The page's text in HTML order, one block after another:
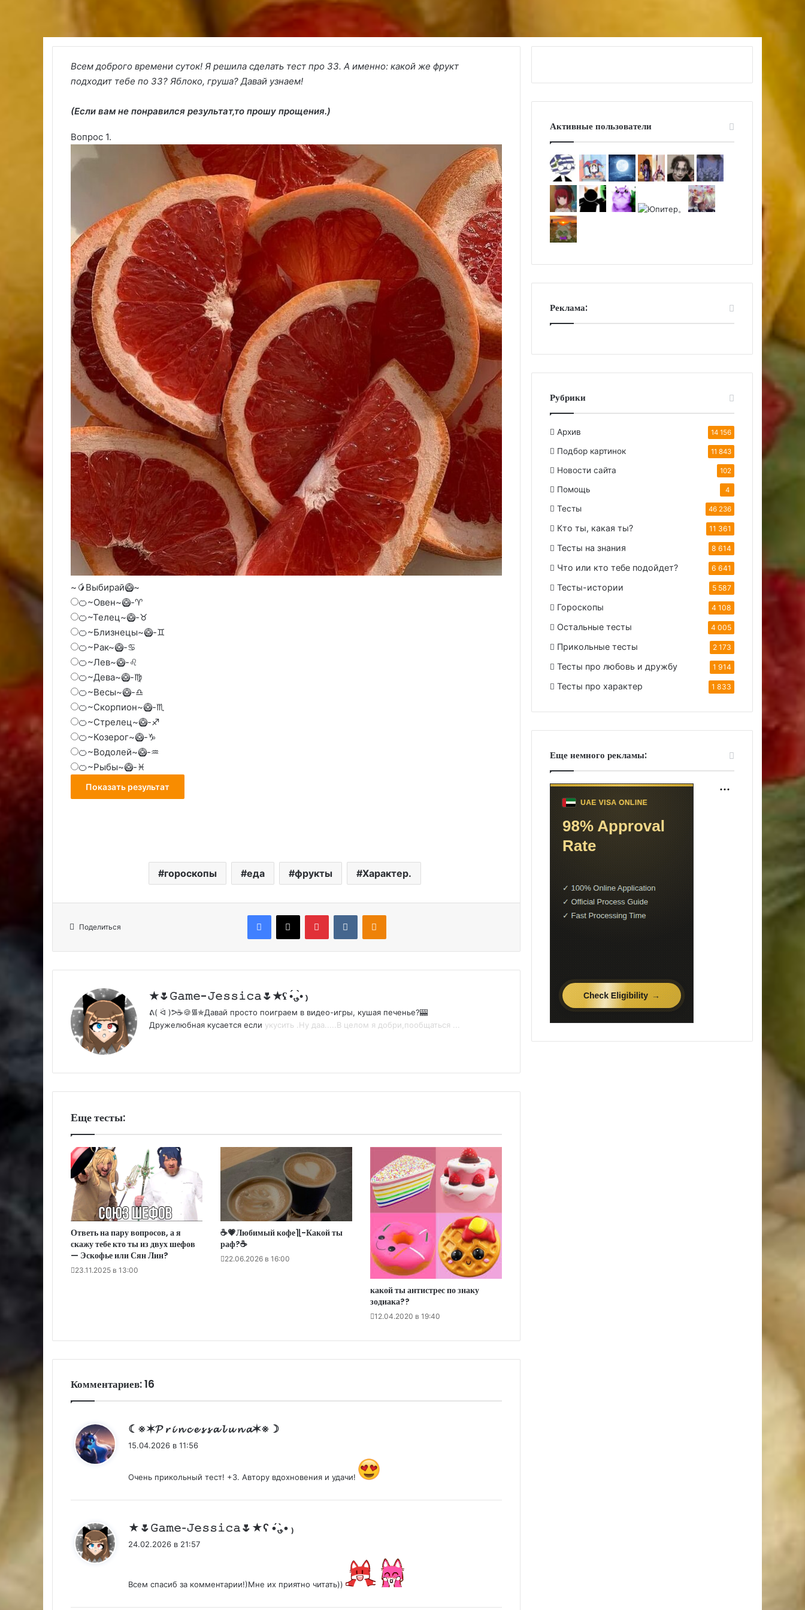
Всем доброго времени суток! Я решила сделать тест про ЗЗ. А именно: какой же фрукт
подходит тебе по ЗЗ? Яблоко, груша? Давай узнаем!
(Если вам не понравился результат,то прошу прощения.)
Вопрос 1.
~🥭Выбирай🥝~
🍊~Овен~🥝-♈️
🍊~Телец~🥝-♉️
🍊~Близнецы~🥝-♊️
🍊~Рак~🥝-♋️
🍊~Лев~🥝-♌️
🍊~Дева~🥝-♍️
🍊~Весы~🥝-♎️
🍊~Скорпион~🥝-♏️
🍊~Стрелец~🥝-♐️
🍊~Козерог~🥝-♑️
🍊~Водолей~🥝-♒️
🍊~Рыбы~🥝-♓️
гороскопы еда фрукты Характер.
Поделиться
Facebook X Pinterest VKontakte Odnoklassniki
★🌷𝙶𝚊𝚖𝚎-𝙹𝚎𝚜𝚜𝚒𝚌𝚊🌷★ʕ •́؈•̀ ₎
ᕕ( ᐛ )ᕗ☕🍪᯾✯Давай просто поиграем в видео-игры, кушая печенье?🎰
Дружелюбная кусается если укусить .Ну даа.....В целом я добри,пообщаться ...
Еще тесты:
Ответь на пару вопросов, а я
скажу тебе кто ты из двух шефов
— Эскофье или Сян Лин?
23.11.2025 в 13:00
☕💗Любимый кофе⌉⌊-Какой ты
раф?☕
22.06.2026 в 16:00
какой ты антистрес по знаку
зодиака??
12.04.2020 в 19:40
Комментариев: 16
☾※✶𝓟 𝓻 𝓲 𝓷 𝓬 𝓮 𝓼 𝓼 𝓪 𝓵 𝓾 𝓷 𝓪✶※☽
15.04.2026 в 11:56
Очень прикольный тест! +3. Автору вдохновения и удачи!
★🌷𝙶𝚊𝚖𝚎-𝙹𝚎𝚜𝚜𝚒𝚌𝚊🌷★ʕ •́؈•̀ ₎
24.02.2026 в 21:57
Всем спасиб за комментарии!)Мне их приятно читать))
Активные пользователи
Реклама:
Рубрики
Архив 14 156
Подбор картинок 11 843
Новости сайта 102
Помощь 4
Тесты 46 236
Кто ты, какая ты? 11 361
Тесты на знания 8 614
Что или кто тебе подойдет? 6 641
Тесты-истории 5 587
Гороскопы 4 108
Остальные тесты 4 005
Прикольные тесты 2 173
Тесты про любовь и дружбу 1 914
Тесты про характер 1 833
Еще немного рекламы: